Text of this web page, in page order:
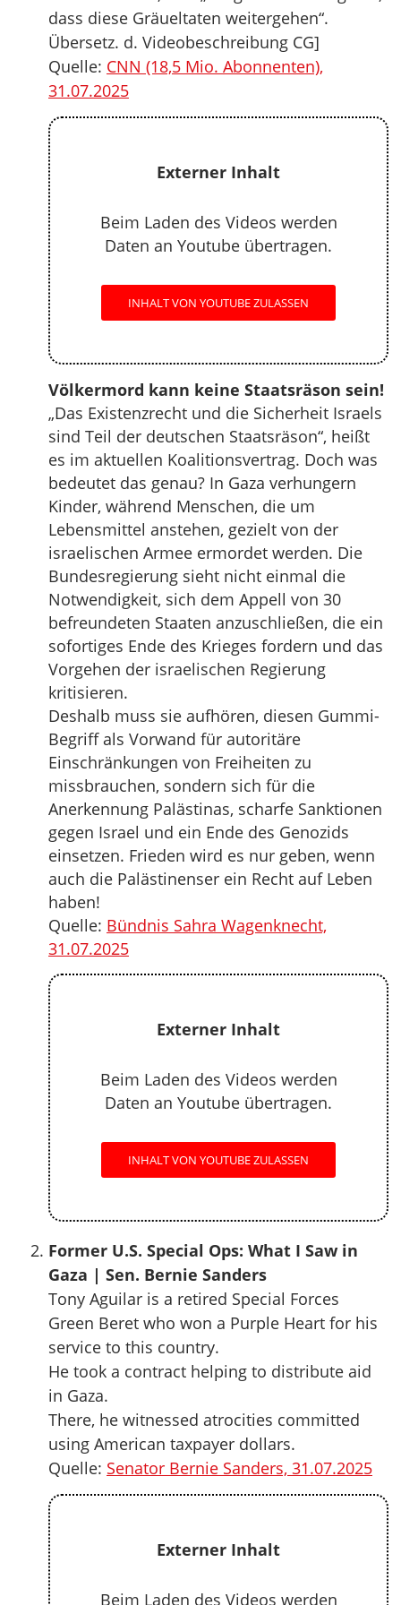
dass diese Gräueltaten weitergehen“.
Übersetz. d. Videobeschreibung CG]
Quelle: CNN (18,5 Mio. Abonnenten),
31.07.2025
Externer Inhalt
Beim Laden des Videos werden
Daten an Youtube übertragen.
INHALT VON YOUTUBE ZULASSEN
Völkermord kann keine Staatsräson sein!
„Das Existenzrecht und die Sicherheit Israels
sind Teil der deutschen Staatsräson“, heißt
es im aktuellen Koalitionsvertrag. Doch was
bedeutet das genau? In Gaza verhungern
Kinder, während Menschen, die um
Lebensmittel anstehen, gezielt von der
israelischen Armee ermordet werden. Die
Bundesregierung sieht nicht einmal die
Notwendigkeit, sich dem Appell von 30
befreundeten Staaten anzuschließen, die ein
sofortiges Ende des Krieges fordern und das
Vorgehen der israelischen Regierung
kritisieren.
Deshalb muss sie aufhören, diesen Gummi-
Begriff als Vorwand für autoritäre
Einschränkungen von Freiheiten zu
missbrauchen, sondern sich für die
Anerkennung Palästinas, scharfe Sanktionen
gegen Israel und ein Ende des Genozids
einsetzen. Frieden wird es nur geben, wenn
auch die Palästinenser ein Recht auf Leben
haben!
Quelle: Bündnis Sahra Wagenknecht,
31.07.2025
Externer Inhalt
Beim Laden des Videos werden
Daten an Youtube übertragen.
INHALT VON YOUTUBE ZULASSEN
Former U.S. Special Ops: What I Saw in
Gaza | Sen. Bernie Sanders
Tony Aguilar is a retired Special Forces
Green Beret who won a Purple Heart for his
service to this country.
He took a contract helping to distribute aid
in Gaza.
There, he witnessed atrocities committed
using American taxpayer dollars.
Quelle: Senator Bernie Sanders, 31.07.2025
Externer Inhalt
Beim Laden des Videos werden